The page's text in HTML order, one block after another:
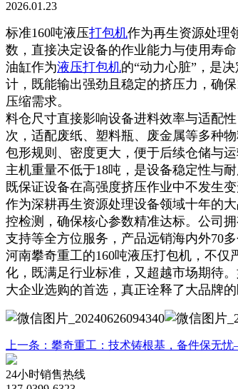
2026.01.23
标准160吨液压打包机作为再生资源处理
数，直接决定设备的作业能力与使用寿
油缸作为液压打包机的“动力心脏”，是
计，既能输出强劲且稳定的挤压力，确
压缩需求。
料仓尺寸直接影响设备进料效率与适配
次，适配废纸、塑料瓶、废金属等多种
包形规则、密度更大，便于后续仓储与运
主机重量不低于18吨，是设备稳定性与
既保证设备在高强度挤压作业中不发生
作为深耕再生资源处理设备领域十年的
控检测，确保核心参数精准达标。公司
支持等全方位服务，产品远销海内外70多
河南攀奇重工的160吨液压打包机，不
化，既满足行业标准，又超越市场期待
大企业选购的首选，真正诠释了大品牌的
上一条：攀奇重工：技术铸根基，备件保无
24小时销售热线